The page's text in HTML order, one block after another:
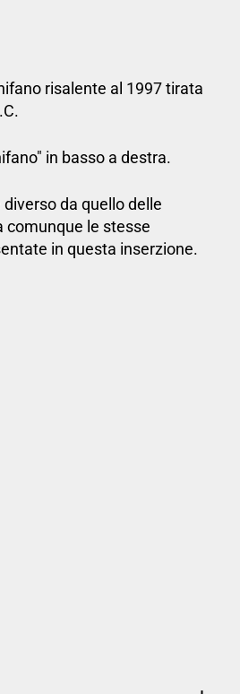
risalente al 1997 tirata
in basso a destra.
da quello delle
comunque le stesse
in questa inserzione.